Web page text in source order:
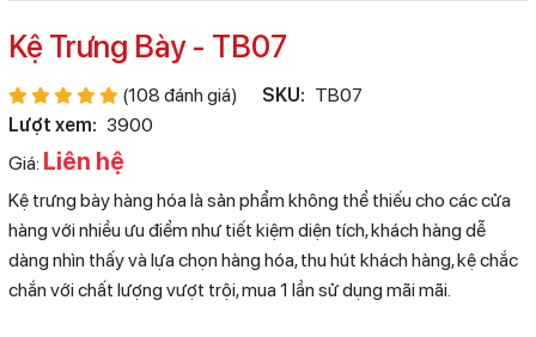
Kệ Trưng Bày - TB07
(108 đánh giá) SKU: TB07
Lượt xem: 3900
Giá: Liên hệ
Kệ trưng bày hàng hóa là sản phẩm không thể thiếu cho các cửa
hàng với nhiều ưu điểm như tiết kiệm diện tích, khách hàng dễ
dàng nhìn thấy và lựa chọn hàng hóa, thu hút khách hàng, kệ chắc
chắn với chất lượng vượt trội, mua 1 lần sử dụng mãi mãi.